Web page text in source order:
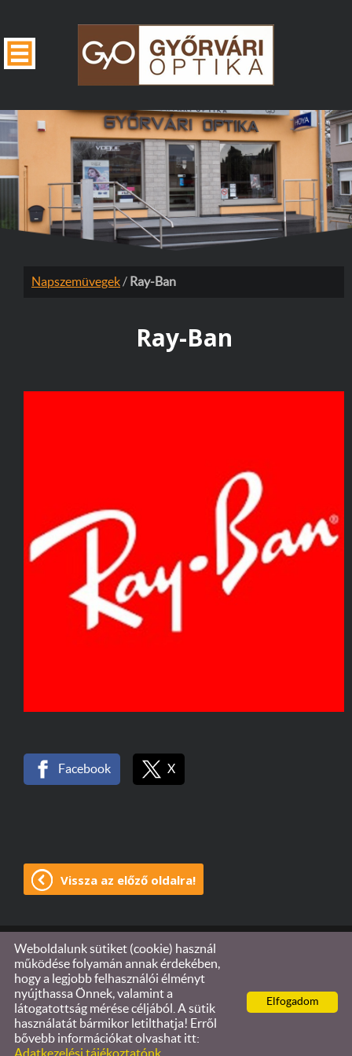
Napszemüvegek/ Ray-Ban
Ray-Ban
Facebook X
Vissza az előző oldalra!
© 2026 - Győrvári Optika Sárvár
Oldal információklAdatkezelési tájékoztatól
Impresszum
Elfogadom
Weboldalunk sütiket (cookie) használ
működése folyamán annak érdekében,
hogy a legjobb felhasználói élményt
nyújthassa Önnek, valamint a
látogatottság mérése céljából. A sütik
használatát bármikor letilthatja! Erről
bővebb információkat olvashat itt: